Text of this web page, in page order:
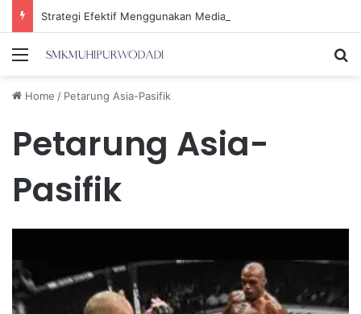
Menu
Home / Petarung Asia-Pasifik
Petarung Asia-
Pasifik